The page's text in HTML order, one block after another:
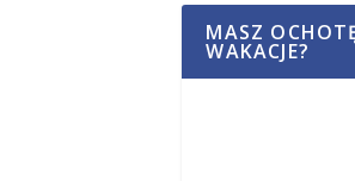
MASZ
WAKACJE?